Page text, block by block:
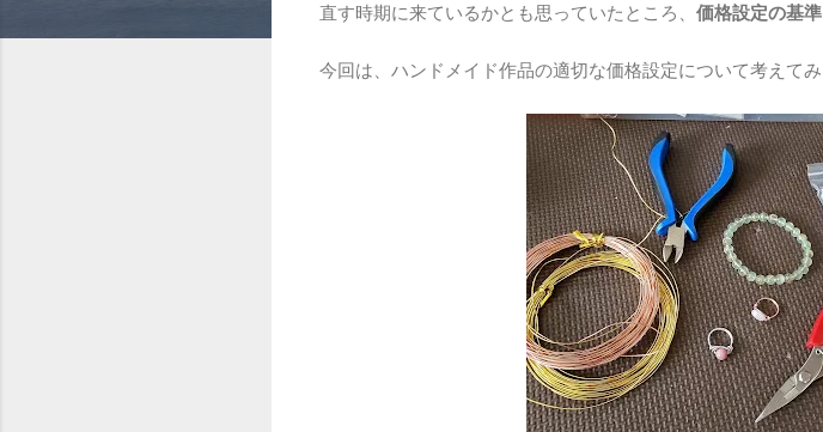
直す時期に来ているかとも思っていたところ、 価格設定の基準
今回は、ハンドメイド作品の適切な価格設定について考えてみ